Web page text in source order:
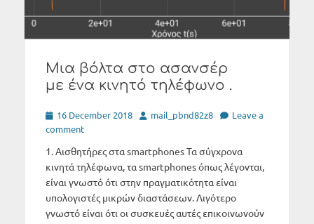
Μια βόλτα στο ασανσέρ
με ένα κινητό τηλέφωνο .
Posted
on
16 December 2018 Author
mail_pbnd82z8
Leave a
comment
1. Αισθητήρες στα smartphones Τα σύγχρονα
κινητά τηλέφωνα, τα smartphones όπως λέγονται,
είναι γνωστό ότι στην πραγματικότητα είναι
υπολογιστές μικρών διαστάσεων. Λιγότερο
γνωστό είναι ότι οι συσκευές αυτές επικοινωνούν